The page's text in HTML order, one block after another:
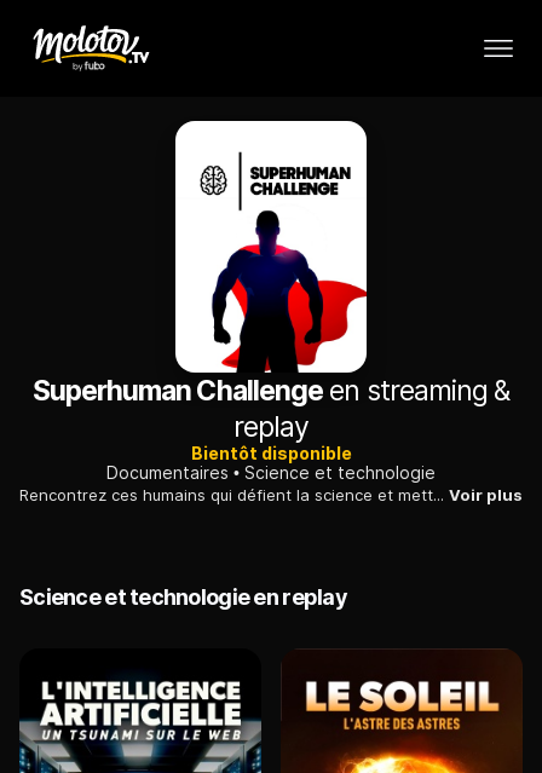
Superhuman Challenge en streaming &
replay
Bientôt disponible
Documentaires
Science et technologie
Rencontrez ces humains qui défient la science et mettent leurs pouvoirs à l'épreuve ! Voir plus
Science et technologie en replay